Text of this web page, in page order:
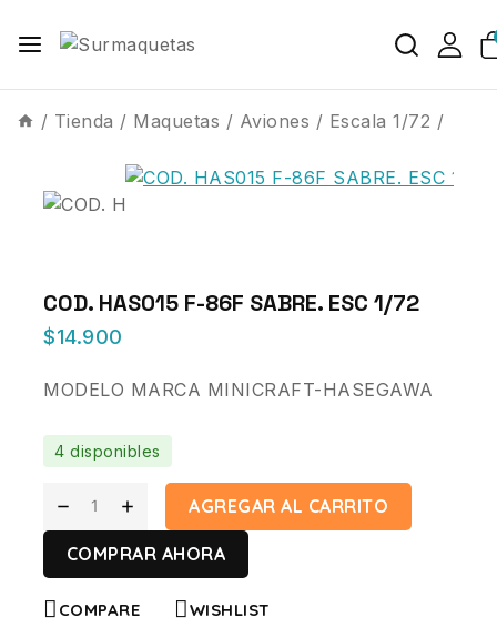
/ Tienda / Maquetas / Aviones / Escala 1/72 /
COD. HAS015 F-86F SABRE. ESC 1/72
$14.900
MODELO MARCA MINICRAFT-HASEGAWA
4 disponibles
AGREGAR AL CARRITO
COMPRAR AHORA
COMPARE
WISHLIST